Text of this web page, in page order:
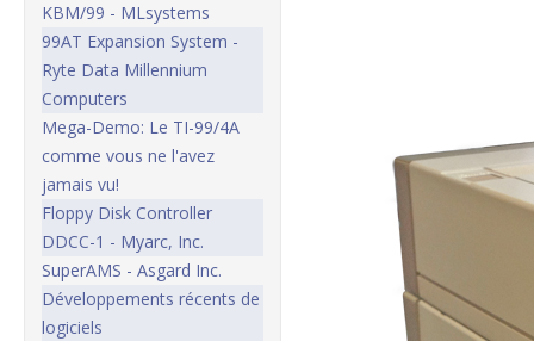
KBM/99 - MLsystems
99AT Expansion System -
Ryte Data Millennium
Computers
Mega-Demo: Le TI-99/4A
comme vous ne l'avez
jamais vu!
Floppy Disk Controller
DDCC-1 - Myarc, Inc.
SuperAMS - Asgard Inc.
Développements récents de
logiciels